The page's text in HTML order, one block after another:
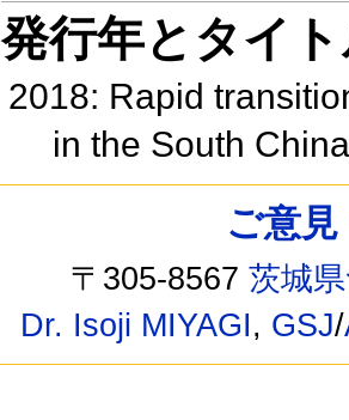
発行年とタイ
2018: Rapid
in the South
ご意
〒305-8567茨城
Dr. Isoji MIYAGI, GSJ/